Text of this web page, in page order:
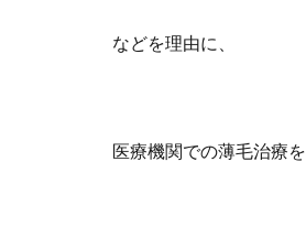
などを理由に、
医療機関での薄毛治療を